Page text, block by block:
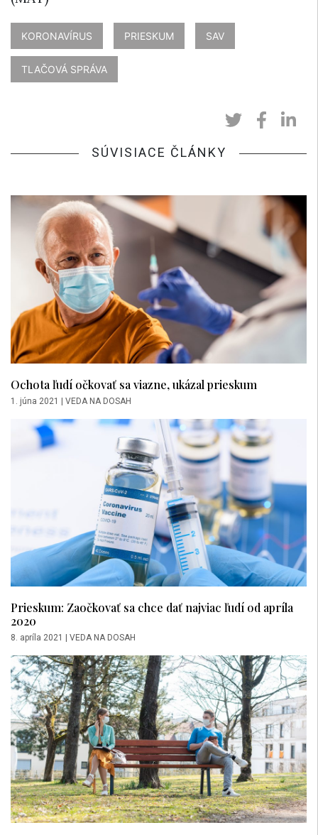
KORONAVÍRUS PRIESKUM SAV
TLAČOVÁ SPRÁVA
SÚVISIACE ČLÁNKY
Ochota ľudí očkovať sa viazne, ukázal prieskum
1. júna 2021 | VEDA NA DOSAH
Prieskum: Zaočkovať sa chce dať najviac ľudí od apríla
2020
8. apríla 2021 VEDA NA DOSAH